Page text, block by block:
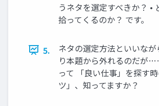
うネタを選定すべきか？ •
拾ってくるのか？ です。
5.
ネタの選定方法といいな
り本題から外れるのだが
って 「良い仕事」を探す
ツ」、知ってますか？